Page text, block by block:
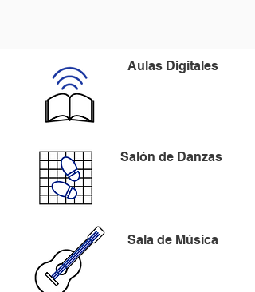
Aulas Digitales
Salón de Danzas
Sala de Música